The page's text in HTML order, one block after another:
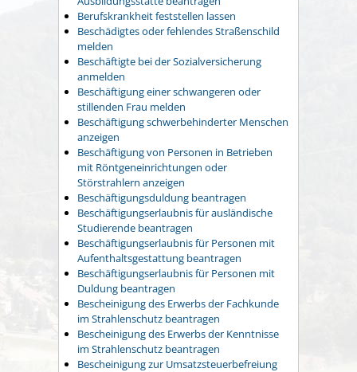
Berufskrankheit feststellen lassen
Beschädigtes oder fehlendes Straßenschild
melden
Beschäftigte bei der Sozialversicherung
anmelden
Beschäftigung einer schwangeren oder
stillenden Frau melden
Beschäftigung schwerbehinderter Menschen
anzeigen
Beschäftigung von Personen in Betrieben
mit Röntgeneinrichtungen oder
Störstrahlern anzeigen
Beschäftigungsduldung beantragen
Beschäftigungserlaubnis für ausländische
Studierende beantragen
Beschäftigungserlaubnis für Personen mit
Aufenthaltsgestattung beantragen
Beschäftigungserlaubnis für Personen mit
Duldung beantragen
Bescheinigung des Erwerbs der Fachkunde
im Strahlenschutz beantragen
Bescheinigung des Erwerbs der Kenntnisse
im Strahlenschutz beantragen
Bescheinigung zur Umsatzsteuerbefreiung